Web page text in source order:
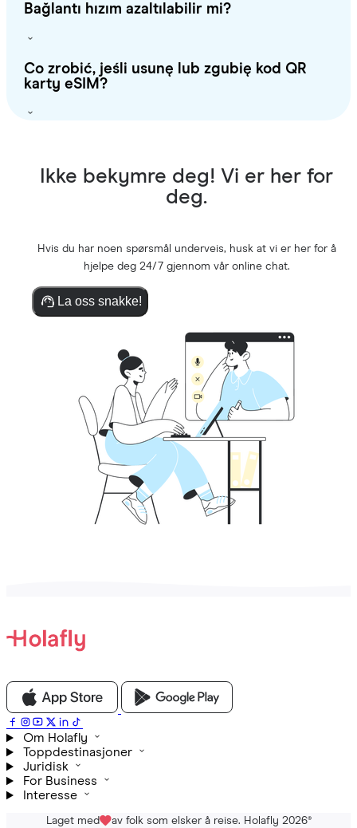
Bağlantı hızım azaltılabilir mi?
Co zrobić, jeśli usunę lub zgubię kod QR
karty eSIM?
Ikke bekymre deg! Vi er her for
deg.
Hvis du har noen spørsmål underveis, husk at vi er her for å
hjelpe deg 24/7 gjennom vår online chat.
La oss snakke!
Om Holafly
Toppdestinasjoner
Juridisk
For Business
Interesse
Laget med av folk som elsker å reise. Holafly 2026®